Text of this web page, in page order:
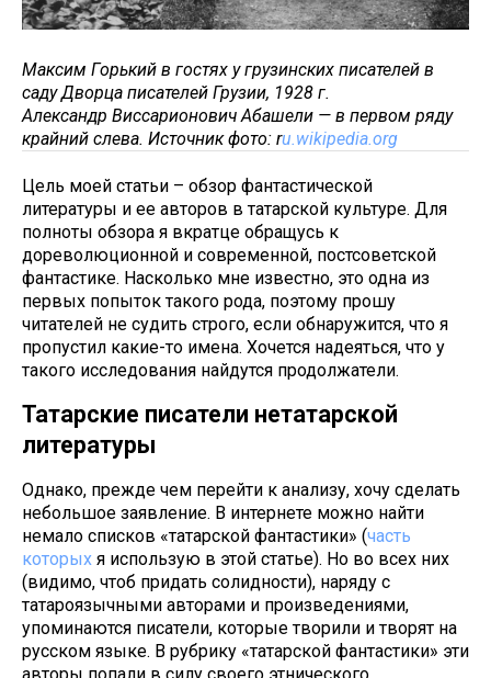
Максим Горький в гостях у грузинских писателей в
саду Дворца писателей Грузии, 1928 г.
Александр Виссарионович Абашели — в первом ряду
крайний слева. Источник фото: ru.wikipedia.org
Цель моей статьи – обзор фантастической
литературы и ее авторов в татарской культуре. Для
полноты обзора я вкратце обращусь к
дореволюционной и современной, постсоветской
фантастике. Насколько мне известно, это одна из
первых попыток такого рода, поэтому прошу
читателей не судить строго, если обнаружится, что я
пропустил какие-то имена. Хочется надеяться, что у
такого исследования найдутся продолжатели.
Татарские писатели нетатарской
литературы
Однако, прежде чем перейти к анализу, хочу сделать
небольшое заявление. В интернете можно найти
немало списков «татарской фантастики» (часть
которых я использую в этой статье). Но во всех них
(видимо, чтоб придать солидности), наряду с
татароязычными авторами и произведениями,
упоминаются писатели, которые творили и творят на
русском языке. В рубрику «татарской фантастики» эти